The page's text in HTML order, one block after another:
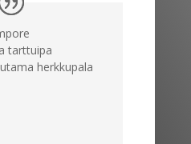
tarttuipa
herkkupala